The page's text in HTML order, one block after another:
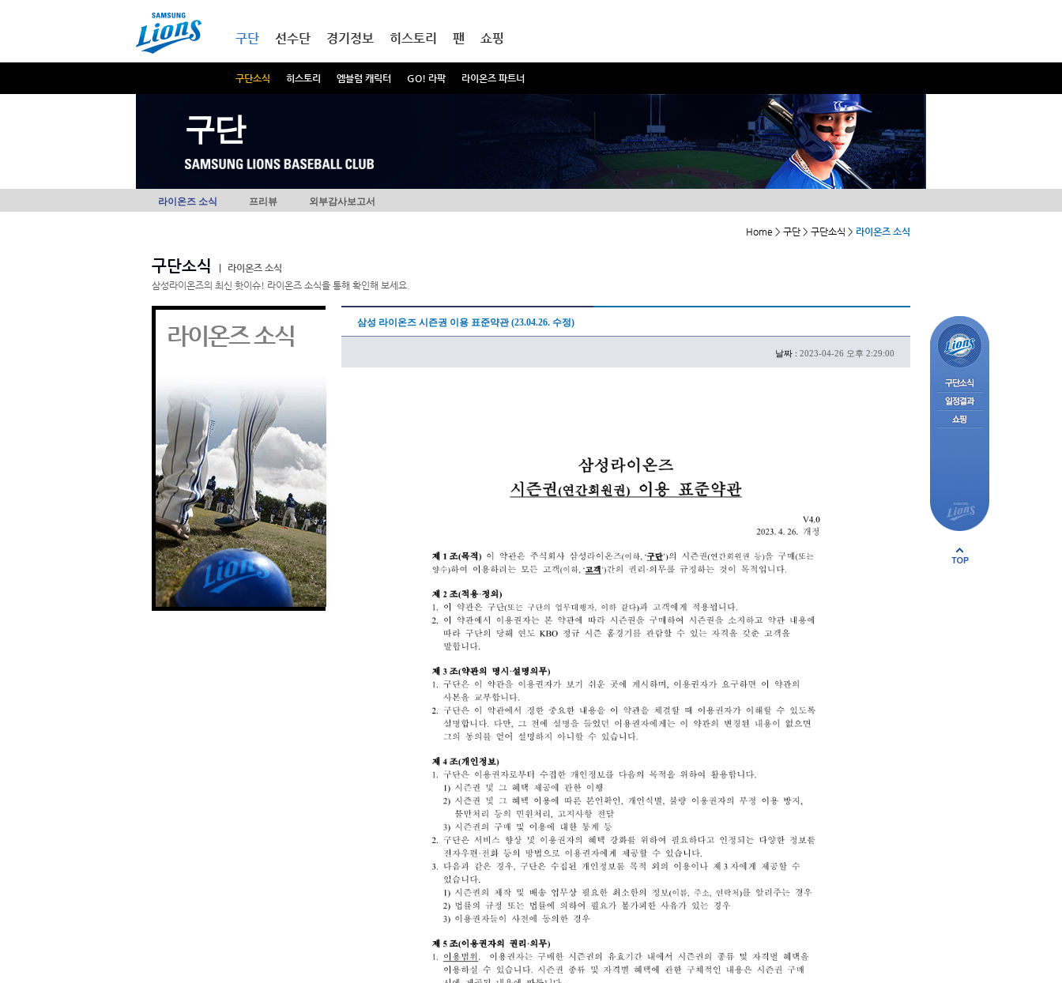
구단
구단소식 히스토리 엠블럼 캐릭터 GO! 라팍 라이온즈 파트너
선수단 경기정보 히스토리 팬 쇼핑
구단
라이온즈 소식 프리뷰 외부감사보고서
Home > 구단 > 구단소식 > 라이온즈 소식
구단소식
라이온즈 소식
삼성라이온즈의 최신 핫이슈! 라이온즈 소식을 통해 확인해 보세요.
라이온즈 소식 삼성 라이온즈 시즌권 이용 표준약관 (23.04.26. 수정)
날짜 : 2023-04-26 오후 2:29:00